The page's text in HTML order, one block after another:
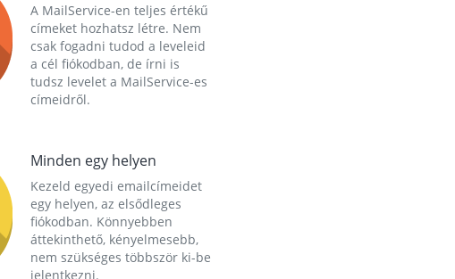
A MailService-en teljes értékű
címeket hozhatsz létre. Nem
csak fogadni tudod a leveleid
a cél fiókodban, de írni is
tudsz levelet a MailService-es
címeidről.
Minden egy helyen
Kezeld egyedi emailcímeidet
egy helyen, az elsődleges
fiókodban. Könnyebben
áttekinthető, kényelmesebb,
nem szükséges többször ki-be
jelentkezni.